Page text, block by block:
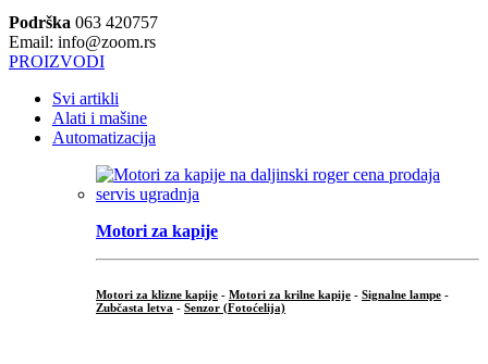
Podrška 063 420757
Email: info@zoom.rs
PROIZVODI
Svi artikli
Alati i mašine
Automatizacija
Motori za kapije
Motori za klizne kapije - Motori za krilne kapije - Signalne lampe -
Zubčasta letva - Senzor (Fotoćelija)